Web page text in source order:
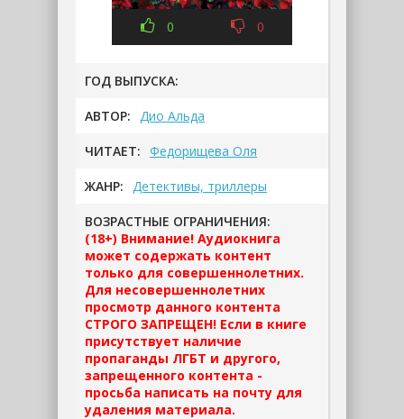
0 0
ГОД ВЫПУСКА:
АВТОР: Дио Альда
ЧИТАЕТ: Федорищева Оля
ЖАНР: Детективы, триллеры
ВОЗРАСТНЫЕ ОГРАНИЧЕНИЯ:
(18+) Внимание! Аудиокнига
может содержать контент
только для совершеннолетних.
Для несовершеннолетних
просмотр данного контента
СТРОГО ЗАПРЕЩЕН! Если в книге
присутствует наличие
пропаганды ЛГБТ и другого,
запрещенного контента -
просьба написать на почту для
удаления материала.